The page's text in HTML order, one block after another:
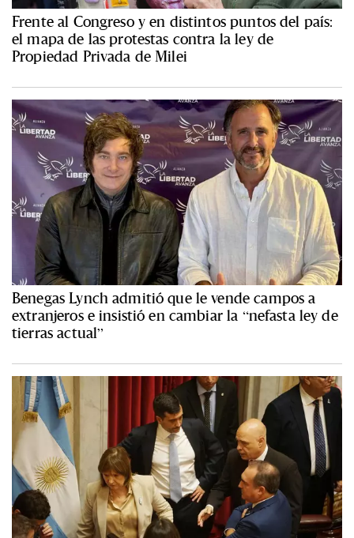
Frente al Congreso y en distintos puntos del país:
el mapa de las protestas contra la ley de
Propiedad Privada de Milei
Benegas Lynch admitió que le vende campos a
extranjeros e insistió en cambiar la “nefasta ley de
tierras actual”